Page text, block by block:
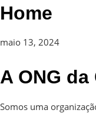
Home
maio 13, 2024
A ONG
Somos uma